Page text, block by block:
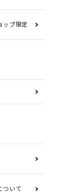
ップ限定
ついて